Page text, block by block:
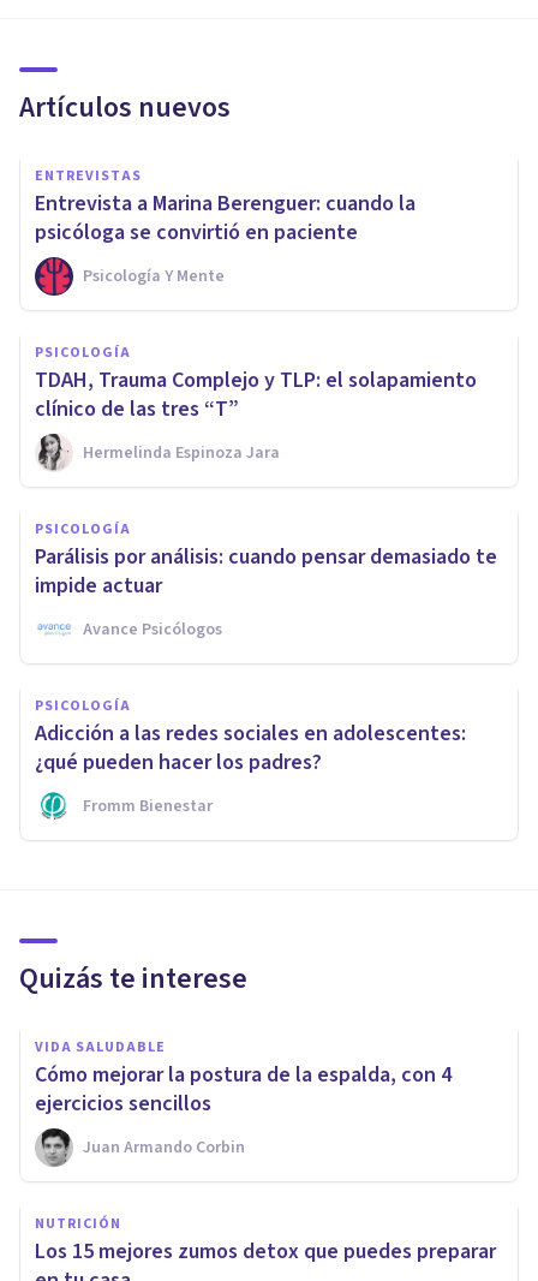
Artículos nuevos
ENTREVISTAS
Entrevista a Marina Berenguer: cuando la
psicóloga se convirtió en paciente
Psicología Y Mente
PSICOLOGÍA
TDAH, Trauma Complejo y TLP: el solapamiento
clínico de las tres “T”
Hermelinda Espinoza Jara
PSICOLOGÍA
Parálisis por análisis: cuando pensar demasiado te
impide actuar
Avance Psicólogos
PSICOLOGÍA
Adicción a las redes sociales en adolescentes:
¿qué pueden hacer los padres?
Fromm Bienestar
Quizás te interese
VIDA SALUDABLE
​Cómo mejorar la postura de la espalda, con 4
ejercicios sencillos
Juan Armando Corbin
NUTRICIÓN
​Los 15 mejores zumos detox que puedes preparar